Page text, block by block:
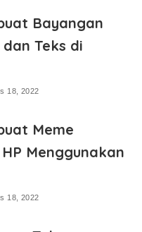
Bayangan
Teks di
18, 2022
Meme
Menggunakan
18, 2022